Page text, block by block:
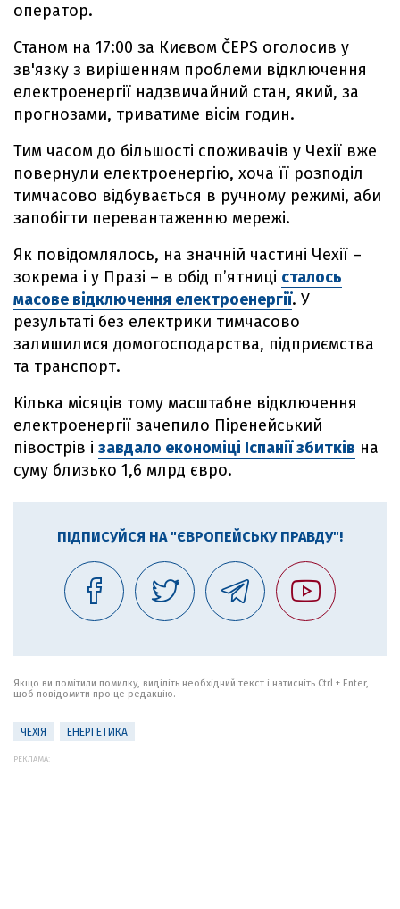
оператор.
Станом на 17:00 за Києвом ČEPS оголосив у
зв'язку з вирішенням проблеми відключення
електроенергії надзвичайний стан, який, за
прогнозами, триватиме вісім годин.
Тим часом до більшості споживачів у Чехії вже
повернули електроенергію, хоча її розподіл
тимчасово відбувається в ручному режимі, аби
запобігти перевантаженню мережі.
Як повідомлялось, на значній частині Чехії –
зокрема і у Празі – в обід пʼятниці сталось
масове відключення електроенергії. У
результаті без електрики тимчасово
залишилися домогосподарства, підприємства
та транспорт.
Кілька місяців тому масштабне відключення
електроенергії зачепило Піренейський
півострів і завдало економіці Іспанії збитків на
суму близько 1,6 млрд євро.
ПІДПИСУЙСЯ НА "ЄВРОПЕЙСЬКУ ПРАВДУ"!
Якщо ви помітили помилку, виділіть необхідний текст і натисніть Ctrl + Enter,
щоб повідомити про це редакцію.
ЧЕХІЯ ЕНЕРГЕТИКА
РЕКЛАМА: